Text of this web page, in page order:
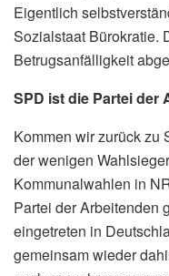
Eigentlich
Sozialstaat Bürokratie.
Betrugsanfälligkeit
SPD ist die Partei der
Kommen wir zurück zu
der wenigen
Kommunalwahlen in
Partei der Arbeitenden
eingetreten in
gemeinsam wieder